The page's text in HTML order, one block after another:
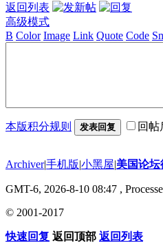
返回列表
高级模式
B Color Image Link Quote Code
本版积分规则 发表回复 回帖
Archiver|手机版|小黑屋|美国论坛
GMT-6, 2026-8-10 08:47 ,
© 2001-2017
快速回复 返回顶部 返回列表